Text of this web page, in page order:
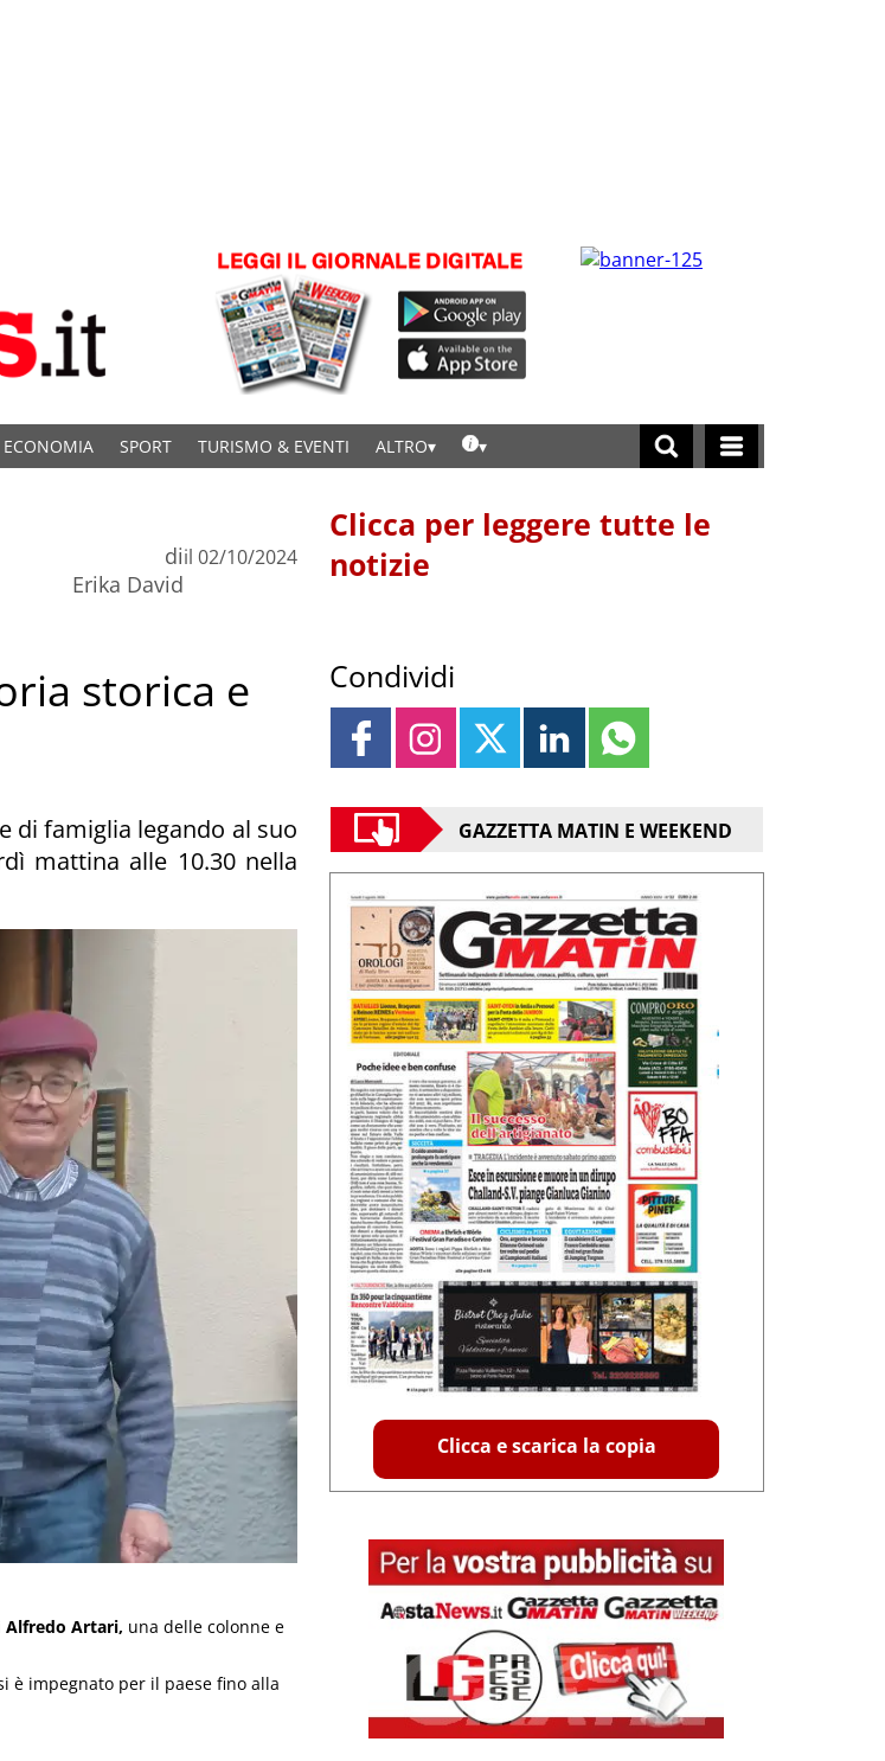
ECONOMIA SPORT TURISMO & EVENTI ALTRO
di
Erika David
il 02/10/2024
storica e
di famiglia legando al suo
mattina alle 10.30 nella
Alfredo Artari, una delle colonne e
è impegnato per il paese fino alla
Clicca per leggere tutte le
notizie
Condividi
GAZZETTA MATIN E WEEKEND
Clicca e scarica la copia